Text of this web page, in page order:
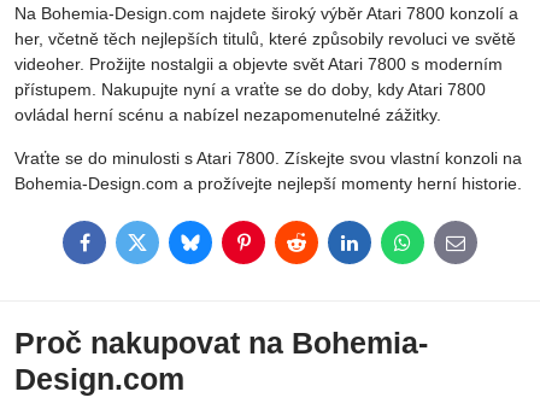
Na Bohemia-Design.com najdete široký výběr Atari 7800 konzolí a
her, včetně těch nejlepších titulů, které způsobily revoluci ve světě
videoher. Prožijte nostalgii a objevte svět Atari 7800 s moderním
přístupem. Nakupujte nyní a vraťte se do doby, kdy Atari 7800
ovládal herní scénu a nabízel nezapomenutelné zážitky.
Vraťte se do minulosti s Atari 7800. Získejte svou vlastní konzoli na
Bohemia-Design.com a prožívejte nejlepší momenty herní historie.
FacebookTwitterBlueskyPinterestRedditLinkedInWhatsApp
E-
mail
Proč nakupovat na Bohemia-
Design.com